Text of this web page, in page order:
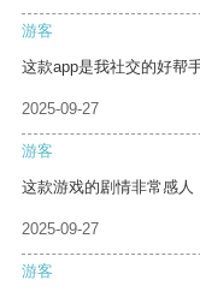
游客
这款app是我社交的好帮
2025-09-27
游客
这款游戏的剧情非常感人
2025-09-27
游客